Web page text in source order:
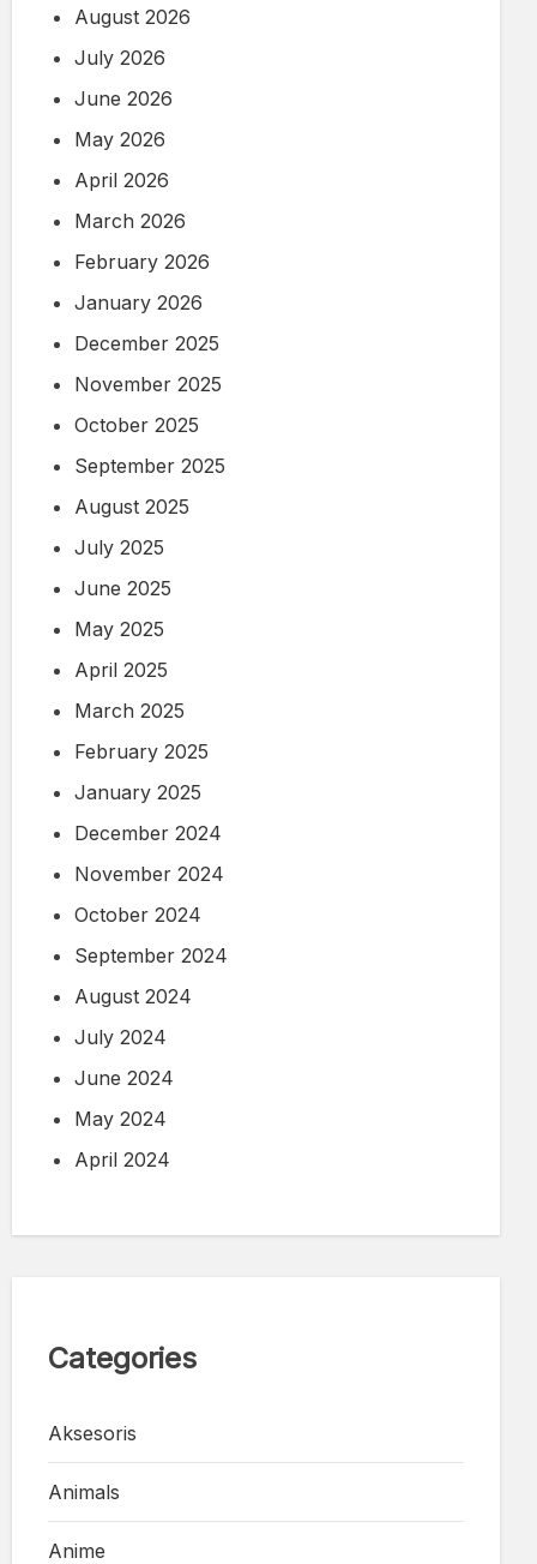
August 2026
July 2026
June 2026
May 2026
April 2026
March 2026
February 2026
January 2026
December 2025
November 2025
October 2025
September 2025
August 2025
July 2025
June 2025
May 2025
April 2025
March 2025
February 2025
January 2025
December 2024
November 2024
October 2024
September 2024
August 2024
July 2024
June 2024
May 2024
April 2024
Categories
Aksesoris
Animals
Anime